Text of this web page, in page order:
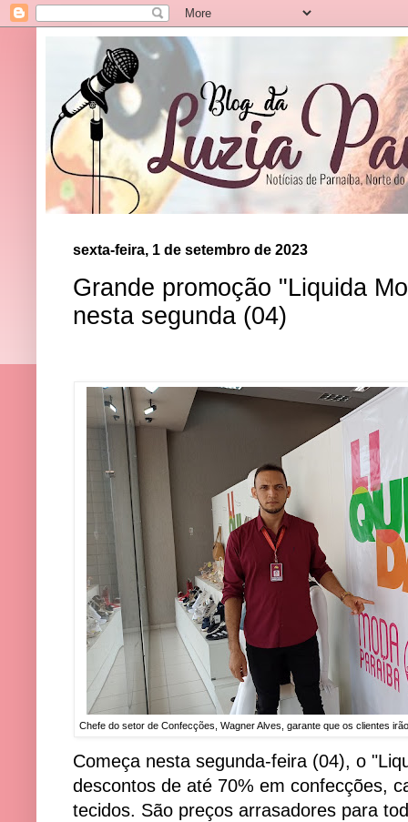
sexta-feira, 1 de setembro de 2023
Grande promoção "Liquida
nesta segunda (04)
Chefe do setor de Confecções, Wagner Alves, garante que os clientes
Começa nesta segunda-feira (04), o
descontos de até 70% em confecções,
tecidos. São preços arrasadores para